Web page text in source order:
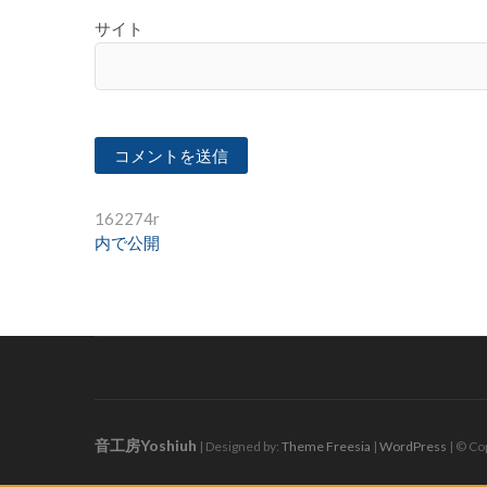
サイト
投
稿
ビ
シ
ョ
162274r
内で公開
音工房Yoshiuh | Designed by: Theme Freesia | WordPress | ©